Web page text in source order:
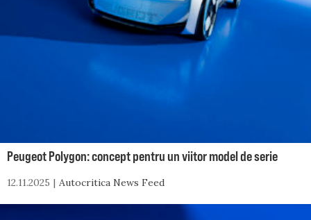
Peugeot Polygon: concept pentru un viitor model de serie
12.11.2025 Autocritica News Feed